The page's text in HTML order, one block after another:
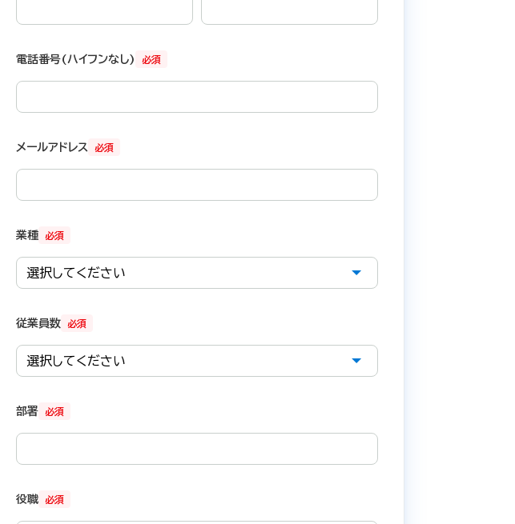
必須
電話番号(ハイフンなし)
必須
メールアドレス
必須
業種
必須
従業員数
必須
部署
必須
役職